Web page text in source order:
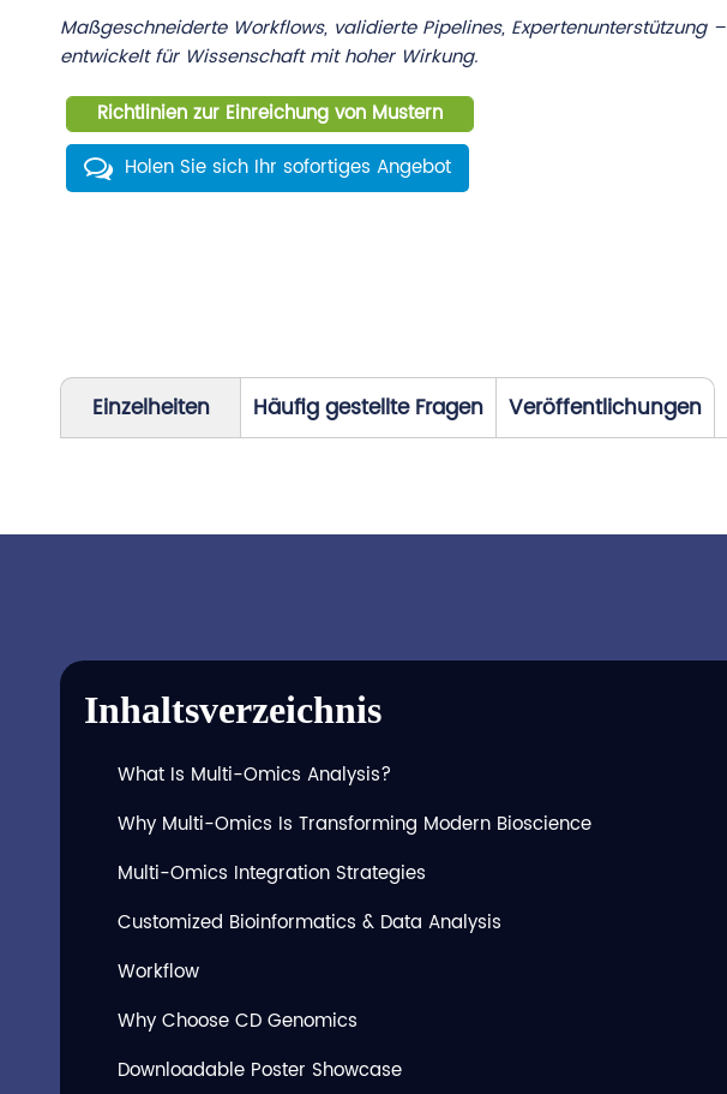
Maßgeschneiderte Workflows, validierte Pipelines, Expertenunterstützung –
entwickelt für Wissenschaft mit hoher Wirkung.
Richtlinien zur Einreichung von Mustern
Holen Sie sich Ihr sofortiges Angebot
Einzelheiten Häufig gestellte Fragen Veröffentlichungen
Inhaltsverzeichnis
What Is Multi-Omics Analysis?
Why Multi-Omics Is Transforming Modern Bioscience
Multi-Omics Integration Strategies
Customized Bioinformatics & Data Analysis
Workflow
Why Choose CD Genomics
Downloadable Poster Showcase